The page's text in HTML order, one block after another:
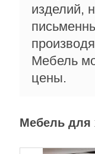
изделий,
Мебель
цены.
Мебель для